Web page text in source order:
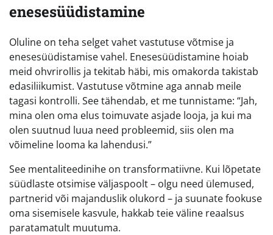
enesesüüdistamine
Oluline on teha selget vahet vastutuse võtmise ja
enesesüüdistamise vahel. Enesesüüdistamine hoiab
meid ohvrirollis ja tekitab häbi, mis omakorda takistab
edasiliikumist. Vastutuse võtmine aga annab meile
tagasi kontrolli. See tähendab, et me tunnistame: “Jah,
mina olen oma elus toimuvate asjade looja, ja kui ma
olen suutnud luua need probleemid, siis olen ma
võimeline looma ka lahendusi.”
See mentaliteedinihe on transformatiivne. Kui lõpetate
süüdlaste otsimise väljaspoolt – olgu need ülemused,
partnerid või majanduslik olukord – ja suunate fookuse
oma sisemisele kasvule, hakkab teie väline reaalsus
paratamatult muutuma.